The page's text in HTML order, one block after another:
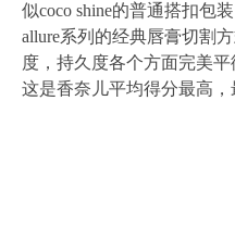
似coco shine的普通搭扣包
allure系列的经典唇膏切割
度，持久度各个方面完美
这是香奈儿平均得分最高，